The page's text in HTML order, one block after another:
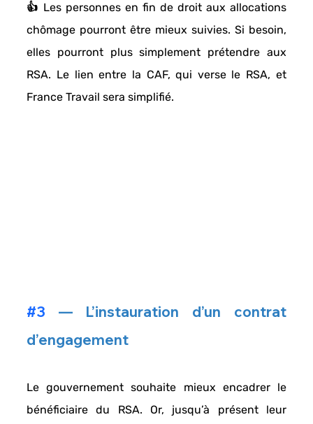
👍 Les personnes en fin de droit aux allocations
chômage pourront être mieux suivies. Si besoin,
elles pourront plus simplement prétendre aux
RSA. Le lien entre la CAF, qui verse le RSA, et
France Travail sera simplifié.
#3 — L’instauration d’un contrat
d’engagement
Le gouvernement souhaite mieux encadrer le
bénéficiaire du RSA. Or, jusqu’à présent leur